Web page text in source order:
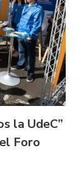
la UdeC”
Foro